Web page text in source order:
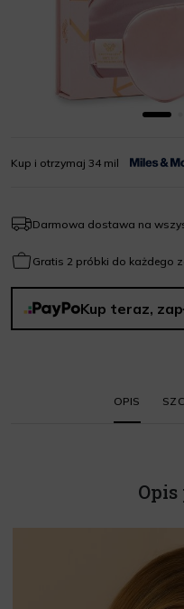
Kup i otrzymaj 34 mil
Darmowa dostawa na
Gratis 2 próbki do każdego
Kup teraz,
OPIS